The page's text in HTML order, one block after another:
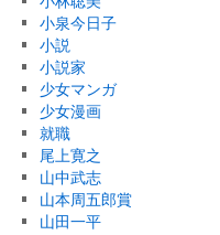
小泉今日子
小説
小説家
少女マンガ
少女漫画
就職
尾上寛之
山中武志
山本周五郎賞
山田一平